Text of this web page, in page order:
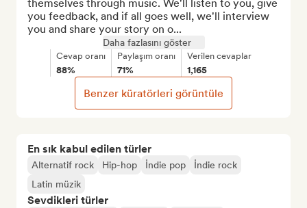
En sık kabul edilen türler
Alternatif rock Hip-hop İndie pop
İndie rock
Latin müzik
Sevdikleri türler
themselves through music. We'll listen to you, give
you feedback, and if all goes well, we'll interview
you and share your story on o...
Daha fazlasını göster
Cevap oranı
88%
Paylaşım oranı
71%
Verilen cevaplar
1,165
Benzer küratörleri görüntüle